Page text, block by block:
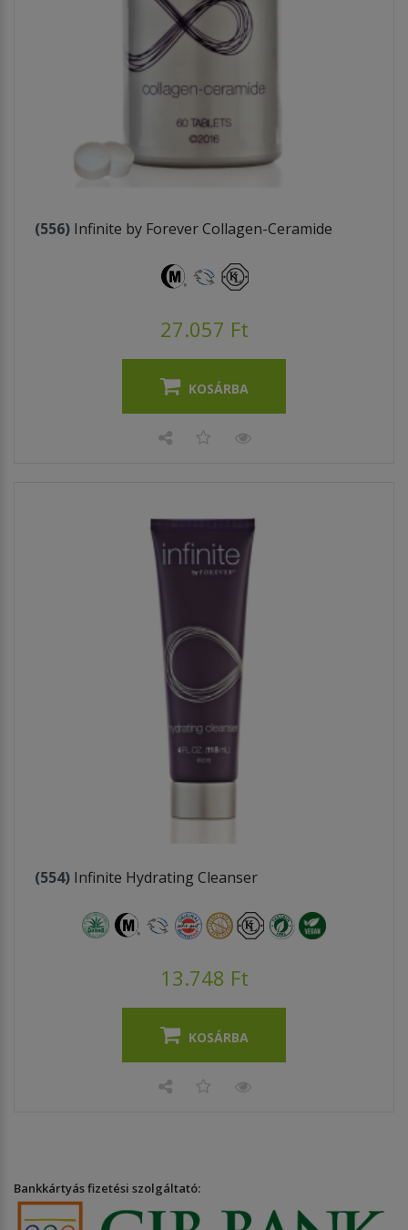
(556) Infinite by Forever Collagen-Ceramide
27.057 Ft
KOSÁRBA
(554) Infinite Hydrating Cleanser
13.748 Ft
KOSÁRBA
Bankkártyás fizetési szolgáltató: